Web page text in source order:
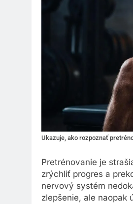
Ukazuje, ako rozpoznať
Pretrénovanie je
zrýchliť progres a
nervový systém
zlepšenie, ale naopak